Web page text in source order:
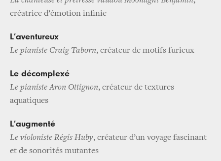
créatrice d’émotion infinie
L’aventureux
Le pianiste Craig Taborn, créateur de motifs furieux
Le décomplexé
Le pianiste Aron Ottignon, créateur de textures
aquatiques
L’augmenté
Le violoniste Régis Huby, créateur d’un voyage fascinant
et de sonorités mutantes